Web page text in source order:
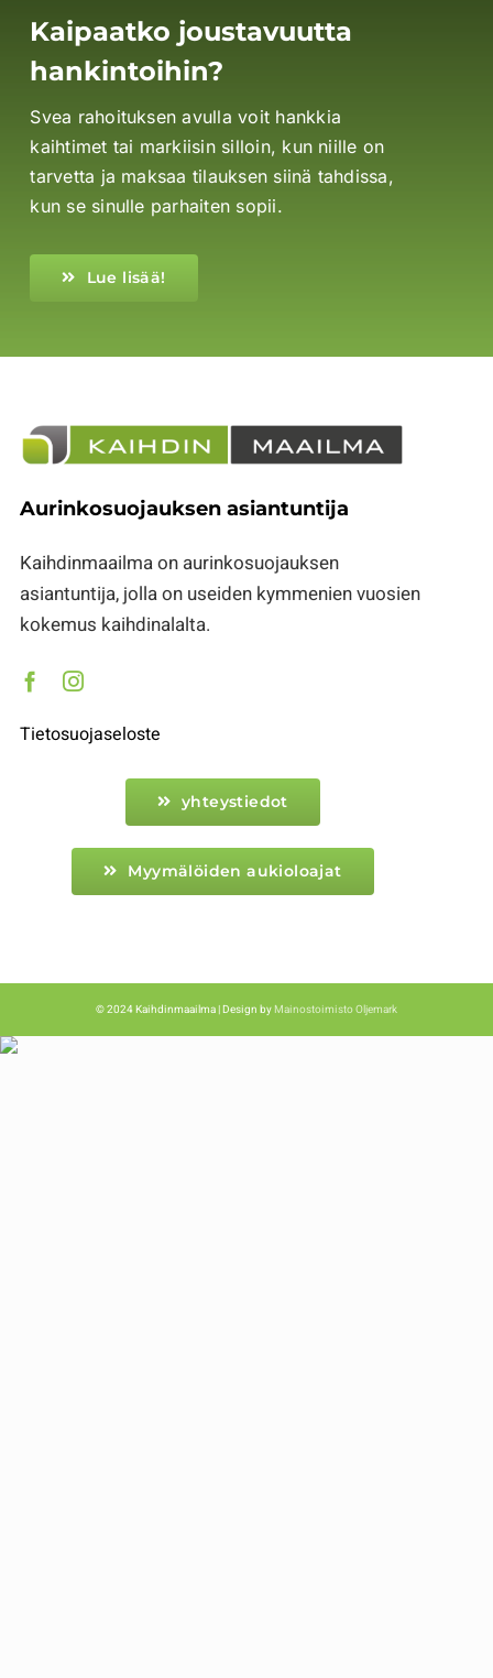
Kaipaatko joustavuutta
hankintoihin?
Svea rahoituksen avulla voit hankkia
kaihtimet tai markiisin silloin, kun niille on
tarvetta ja maksaa tilauksen siinä tahdissa,
kun se sinulle parhaiten sopii.
Lue lisää!
Aurinkosuojauksen asiantuntija
Kaihdinmaailma on aurinkosuojauksen
asiantuntija, jolla on useiden kymmenien vuosien
kokemus kaihdinalalta.
Tietosuojaseloste
yhteystiedot
Myymälöiden aukioloajat
© 2024 Kaihdinmaailma | Design by Mainostoimisto Oljemark